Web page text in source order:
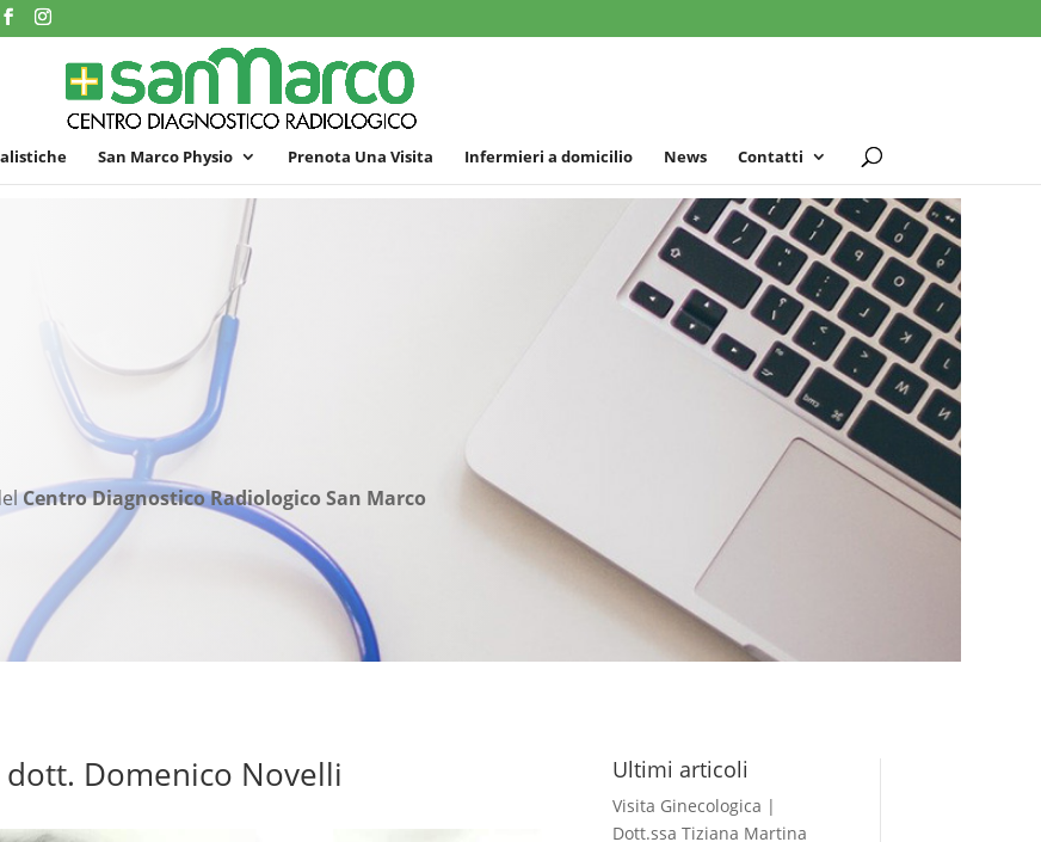
San Marco Physio Prenota Una Visita Infermieri a domicilio News Contatti
Centro Diagnostico Radiologico San Marco
Domenico Novelli Ultimi articoli
Visita Ginecologica |
Dott.ssa Tiziana Martina